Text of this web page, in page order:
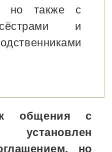
но также с
и
общения с
но